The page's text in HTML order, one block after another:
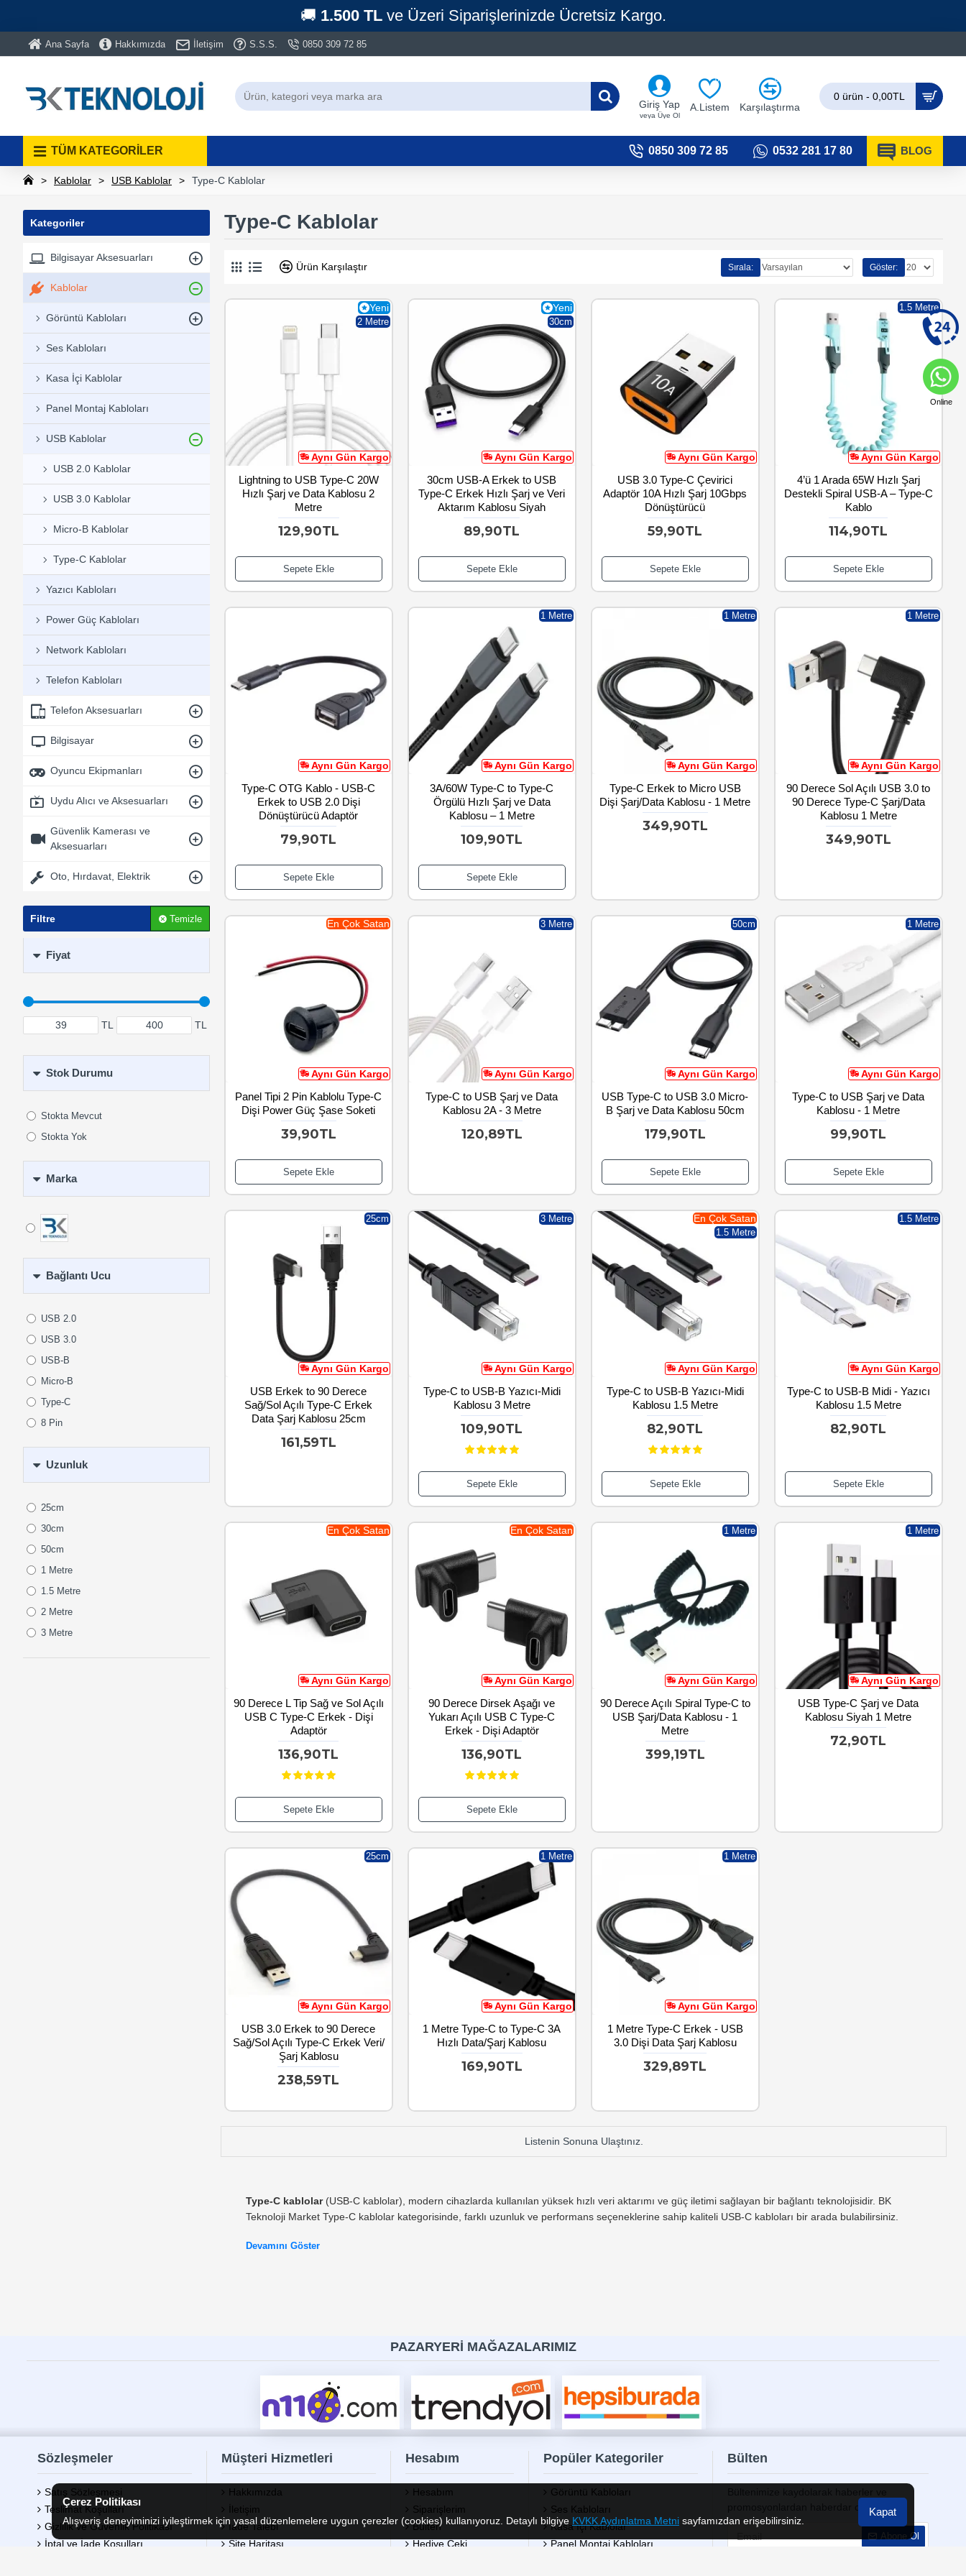
🚚 1.500 TLve Üzeri Siparişlerinizde Ücretsiz Kargo.
Ana Sayfa Hakkımızda İletişim S.S.S. 0850 309 72 85
Giriş Yap
veya Üye Ol
A.Listem
0
Karşılaştırma
0
0 ürün - 0,00TL
TÜM KATEGORİLER 0850 309 72 85 0532 281 17 80 BLOG
Kablolar USB Kablolar Type-C Kablolar
Kategoriler
Bilgisayar Aksesuarları
Kablolar
Görüntü Kabloları
Ses Kabloları
Kasa İçi Kablolar
Panel Montaj Kabloları
USB Kablolar
USB 2.0 Kablolar
USB 3.0 Kablolar
Micro-B Kablolar
Type-C Kablolar
Yazıcı Kabloları
Power Güç Kabloları
Network Kabloları
Telefon Kabloları
Telefon Aksesuarları
Bilgisayar
Oyuncu Ekipmanları
Uydu Alıcı ve Aksesuarları
Güvenlik Kamerası ve
Aksesuarları
Oto, Hırdavat, Elektrik
Filtre Temizle
Fiyat
TL TL
Marka
Bağlantı Ucu
USB 2.0
USB 3.0
USB-B
Micro-B
Type-C
8 Pin
Uzunluk
25cm
30cm
50cm
1 Metre
1.5 Metre
2 Metre
3 Metre
Stok Durumu
Stokta Mevcut
Stokta Yok
Type-C Kablolar
Type-C kablolar(USB-C kablolar), modern cihazlarda kullanılan yüksek hızlı veri aktarımı ve güç iletimi sağlayan bir bağlantı teknolojisidir. BK
Teknoloji Market Type-C kablolar kategorisinde, farklı uzunluk ve performans seçeneklerine sahip kaliteli USB-C kabloları bir arada bulabilirsiniz.
USB-C kablolar, akıllı telefonlar, tabletler, dizüstü bilgisayarlar, güç bankaları ve diğer USB-C destekli cihazlarda veri aktarımı, şarj ve video çıkışı gibi
artırabilir hem de cihazlarınızın ömrünü koruyabilirsiniz.
BK Teknoloji Market olarak,Type-C kablolarkategorisindeuygun fiyat hızlı kargo
konusunda sizlere en iyi seçenekleri sunuyoruz.
Devamını Göster
Ürün Karşılaştır Sırala: Göster:
Aynı Gün Kargo
Yeni
2 Metre
Lightning to USB Type-C 20W
Hızlı Şarj ve Data Kablosu 2
Metre
129,90TL
Sepete Ekle
Aynı Gün Kargo
Yeni
30cm
30cm USB-A Erkek to USB
Type-C Erkek Hızlı Şarj ve Veri
Aktarım Kablosu Siyah
89,90TL
Sepete Ekle
Aynı Gün Kargo
USB 3.0 Type-C Çevirici
Adaptör 10A Hızlı Şarj 10Gbps
Dönüştürücü
59,90TL
Sepete Ekle
Aynı Gün Kargo
1.5 Metre
4’ü 1 Arada 65W Hızlı Şarj
Destekli Spiral USB-A – Type-C
Kablo
114,90TL
Sepete Ekle
Aynı Gün Kargo
Type-C OTG Kablo - USB-C
Erkek to USB 2.0 Dişi
Dönüştürücü Adaptör
79,90TL
Sepete Ekle
Aynı Gün Kargo
1 Metre
3A/60W Type-C to Type-C
Örgülü Hızlı Şarj ve Data
Kablosu – 1 Metre
109,90TL
Sepete Ekle
Aynı Gün Kargo
1 Metre
Type-C Erkek to Micro USB
Dişi Şarj/Data Kablosu - 1 Metre
349,90TL
Aynı Gün Kargo
1 Metre
90 Derece Sol Açılı USB 3.0 to
90 Derece Type-C Şarj/Data
Kablosu 1 Metre
349,90TL
Aynı Gün Kargo
En Çok Satan
Panel Tipi 2 Pin Kablolu Type-C
Dişi Power Güç Şase Soketi
39,90TL
Sepete Ekle
Aynı Gün Kargo
3 Metre
Type-C to USB Şarj ve Data
Kablosu 2A - 3 Metre
120,89TL
Aynı Gün Kargo
50cm
USB Type-C to USB 3.0 Micro-
B Şarj ve Data Kablosu 50cm
179,90TL
Sepete Ekle
Aynı Gün Kargo
1 Metre
Type-C to USB Şarj ve Data
Kablosu - 1 Metre
99,90TL
Sepete Ekle
Aynı Gün Kargo
25cm
USB Erkek to 90 Derece
Sağ/Sol Açılı Type-C Erkek
Data Şarj Kablosu 25cm
161,59TL
Aynı Gün Kargo
3 Metre
Type-C to USB-B Yazıcı-Midi
Kablosu 3 Metre
109,90TL
Sepete Ekle
Aynı Gün Kargo
En Çok Satan
1.5 Metre
Type-C to USB-B Yazıcı-Midi
Kablosu 1.5 Metre
82,90TL
Sepete Ekle
Aynı Gün Kargo
1.5 Metre
Type-C to USB-B Midi - Yazıcı
Kablosu 1.5 Metre
82,90TL
Sepete Ekle
Aynı Gün Kargo
En Çok Satan
90 Derece L Tip Sağ ve Sol Açılı
USB C Type-C Erkek - Dişi
Adaptör
136,90TL
Sepete Ekle
Aynı Gün Kargo
En Çok Satan
90 Derece Dirsek Aşağı ve
Yukarı Açılı USB C Type-C
Erkek - Dişi Adaptör
136,90TL
Sepete Ekle
Aynı Gün Kargo
1 Metre
90 Derece Açılı Spiral Type-C to
USB Şarj/Data Kablosu - 1
Metre
399,19TL
Aynı Gün Kargo
1 Metre
USB Type-C Şarj ve Data
Kablosu Siyah 1 Metre
72,90TL
Aynı Gün Kargo
25cm
USB 3.0 Erkek to 90 Derece
Sağ/Sol Açılı Type-C Erkek Veri/
Şarj Kablosu
238,59TL
Aynı Gün Kargo
1 Metre
1 Metre Type-C to Type-C 3A
Hızlı Data/Şarj Kablosu
169,90TL
Aynı Gün Kargo
1 Metre
1 Metre Type-C Erkek - USB
3.0 Dişi Data Şarj Kablosu
329,89TL
Listenin Sonuna Ulaştınız.
PAZARYERİ MAĞAZALARIMIZ
Sözleşmeler
Satış Sözleşmesi
Teslimat Koşulları
Gizlilik ve Güvenlik Politikası
İptal ve İade Koşulları
Müşteri Hizmetleri
Hakkımızda
İletişim
İade Talebi
Site Haritası
Hesabım
Hesabım
Siparişlerim
Bülten
Hediye Çeki
Popüler Kategoriler
Görüntü Kabloları
Ses Kabloları
Kasa İçi Kablolar
Panel Montaj Kabloları
Bülten
promosyonlardan haberdar olun
Abone Ol
Online
Kapat
Çerez Politikası
Alışveriş deneyiminizi iyileştirmek için yasal düzenlemelere uygun çerezler (cookies) kullanıyoruz. Detaylı bilgiye KVKK Aydınlatma Metni sayfamızdan erişebilirsiniz.